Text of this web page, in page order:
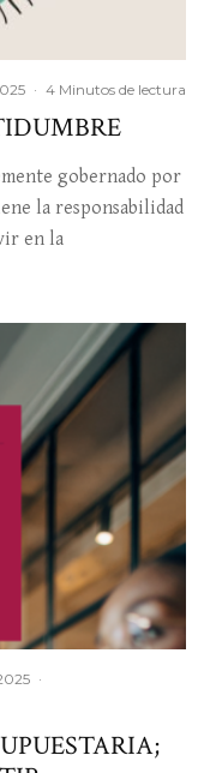
· 4 Minutos de lectura
gobernado por
la responsabilidad
en la
·